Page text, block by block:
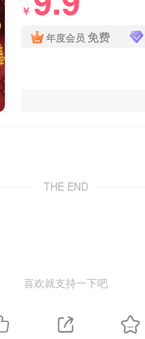
￥
年度会员 免费
THE END
喜欢就支持一下吧